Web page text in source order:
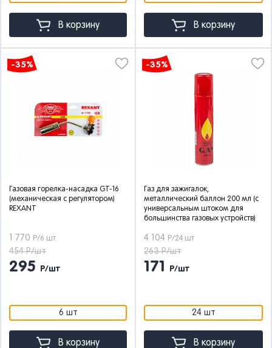
В корзину В корзину
-35%
Газовая горелка-насадка GT-16
(механическая с регулятором)
REXANT
1 770 Р/6 шт
454 Р/шт
295 Р/шт
6 шт
В корзину
-35%
Газ для зажигалок,
металлический баллон 200 мл (с
универсальным штоком для
большинства газовых устройств)
4 104 Р/24 шт
263 Р/шт
171 Р/шт
24 шт
В корзину